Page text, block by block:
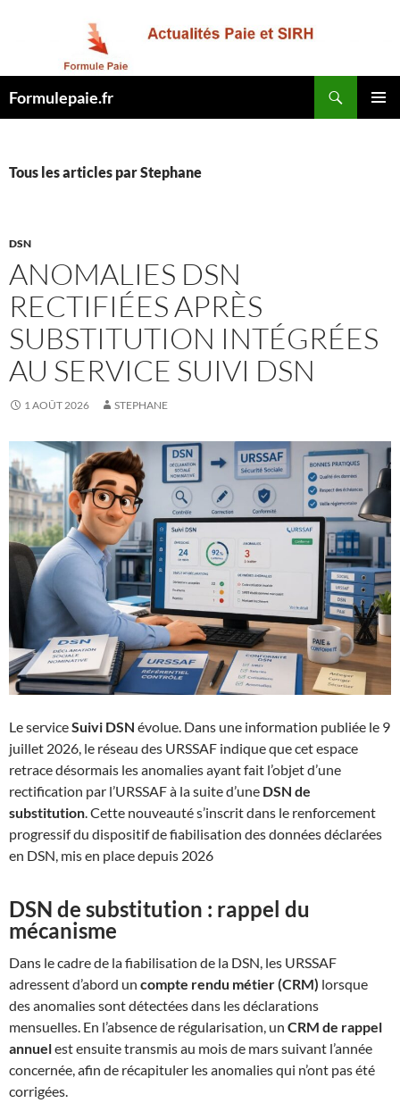
Formulepaie.fr
Tous les articles par Stephane
DSN
ANOMALIES DSN
RECTIFIÉES APRÈS
SUBSTITUTION INTÉGRÉES
AU SERVICE SUIVI DSN
1 AOÛT 2026 STEPHANE
Le serviceSuivi DSN évolue. Dans une information publiée le 9
juillet 2026, le réseau des URSSAF indique que cet espace
retrace désormais les anomalies ayant fait l’objet d’une
rectification par l’URSSAF à la suite d’une DSN de
substitution. Cette nouveauté s’inscrit dans le renforcement
progressif du dispositif de fiabilisation des données déclarées
en DSN, mis en place depuis 2026
DSN de substitution : rappel du
mécanisme
Dans le cadre de la fiabilisation de la DSN, les URSSAF
adressent d’abord un compte rendu métier (CRM) lorsque
des anomalies sont détectées dans les déclarations
mensuelles. En l’absence de régularisation, un CRM de rappel
annuelest ensuite transmis au mois de mars suivant l’année
concernée, afin de récapituler les anomalies qui n’ont pas été
corrigées.